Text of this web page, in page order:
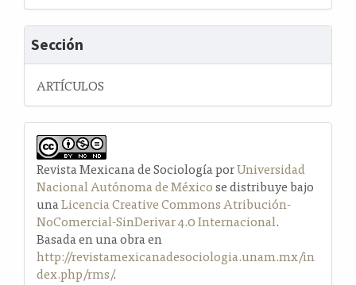
Sección
ARTÍCULOS
Revista Mexicana de Sociología porUniversidad
Nacional Autónoma de Méxicose distribuye bajo
unaLicencia Creative Commons Atribución-
NoComercial-SinDerivar 4.0 Internacional.
Basada en una obra en
http://revistamexicanadesociologia.unam.mx/in
dex.php/rms/.